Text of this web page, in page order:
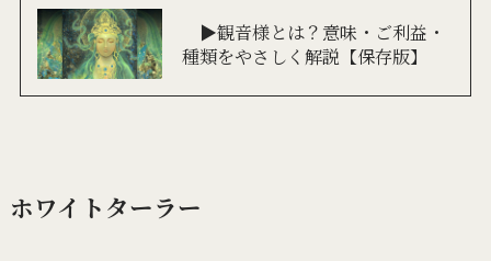
▶観音様とは？意味・ご利益・
種類をやさしく解説【保存版】
ホワイトターラー